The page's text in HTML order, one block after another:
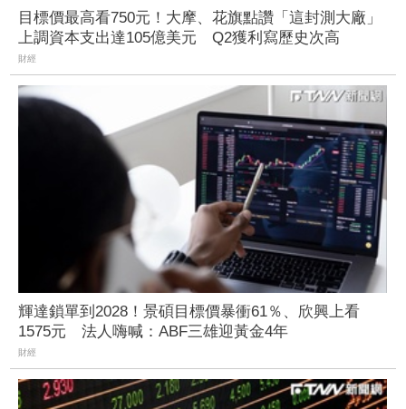
目標價最高看750元！大摩、花旗點讚「這封測大廠」
上調資本支出達105億美元 Q2獲利寫歷史次高
財經
輝達鎖單到2028！景碩目標價暴衝61％、欣興上看
1575元 法人嗨喊：ABF三雄迎黃金4年
財經